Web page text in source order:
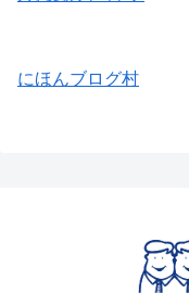
にほんブログ村